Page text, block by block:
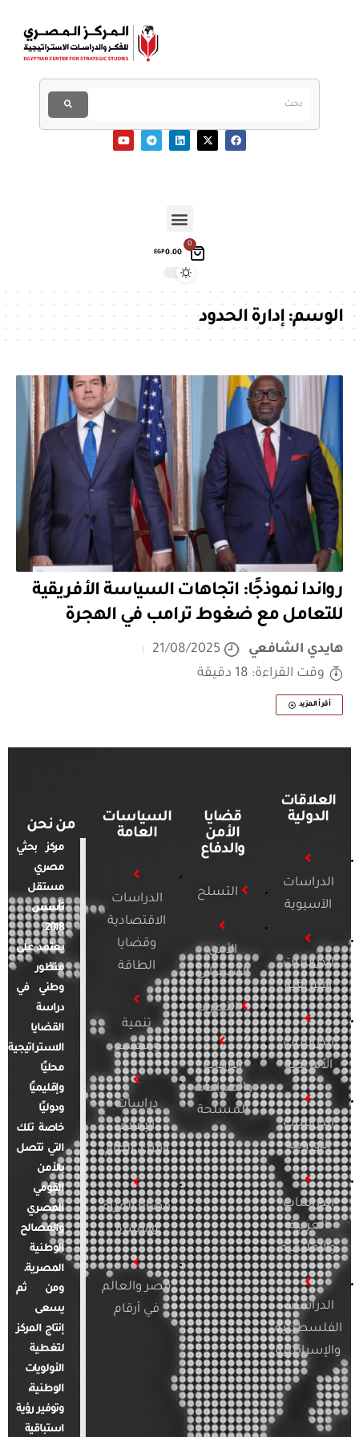
0
EGP0.00
الوسم:إدارة الحدود
رواندا نموذجًا: اتجاهات السياسة الأفريقية
للتعامل مع ضغوط ترامب في الهجرة
هايدي الشافعي
21/08/2025
وقت القراءة: 18 دقيقة
أقرأ المزيد
العلاقات
الدولية
الدراسات
الآسيوية
الدراسات
الأفريقية
الدراسات
الأمريكية
الدراسات
الأوروبية
الدراسات
العربية
والإقليمية
الدراسات
الفلسطينية
والإسرائيلية
قضايا
الأمن
والدفاع
التسلح
الأمن
السيبراني
التطرف
الإرهاب
والصراعات
المسلحة
السياسات
العامة
الدراسات
الاقتصادية
وقضايا
الطاقة
تنمية
ومجتمع
دراسات
الإعلام
والرأي العام
قضايا المرأة
والأسرة
مصر والعالم
في أرقام
من نحن
مركز بحثي
مصري
مستقل
تأسس
2018.
يعتمد على
منظور
وطني في
دراسة
القضايا
الاستراتيجية
محليًا
وإقليميًا
ودوليًا
خاصة تلك
التي تتصل
بالأمن
القومي
المصري
والمصالح
الوطنية
المصرية.
ومن ثم
يسعى
إنتاج المركز
لتغطية
الأولويات
الوطنية،
وتوفير رؤية
استباقية